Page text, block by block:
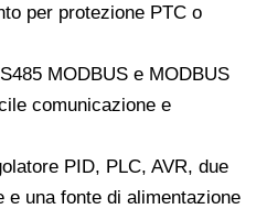
per protezione PTC o
MODBUS e MODBUS
comunicazione e
PID, PLC, AVR, due
e una fonte di alimentazione